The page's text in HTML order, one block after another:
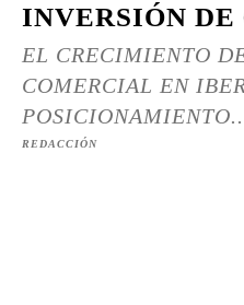
INVERSIÓN
EL CRECIMIENTO
COMERCIAL EN
REDACCIÓN